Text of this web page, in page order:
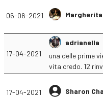
06-06-2021 Margherita
17-04-2021
adrianella
una delle prime
vita credo. 12
17-04-2021 Sharon